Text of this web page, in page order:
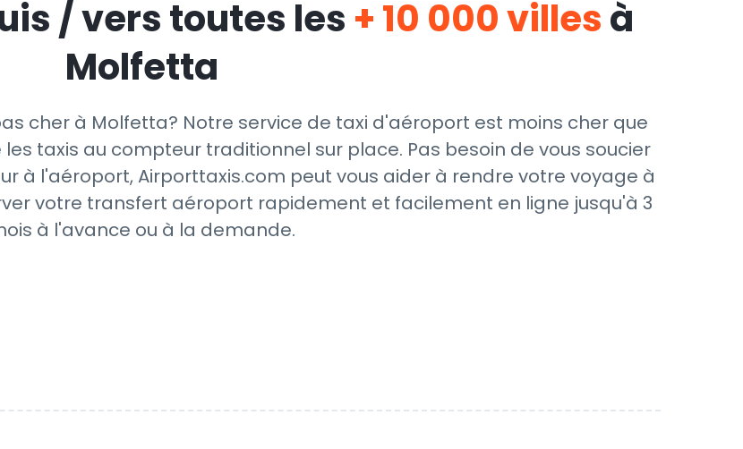
/ vers toutes les + 10 000 villesà
Molfetta
cher à Molfetta? Notre service de taxi d'aéroport est moins cher que
taxis au compteur traditionnel sur place. Pas besoin de vous soucier
à l'aéroport, Airporttaxis.com peut vous aider à rendre votre voyage à
votre transfert aéroport rapidement et facilement en ligne jusqu'à 3
à l'avance ou à la demande.